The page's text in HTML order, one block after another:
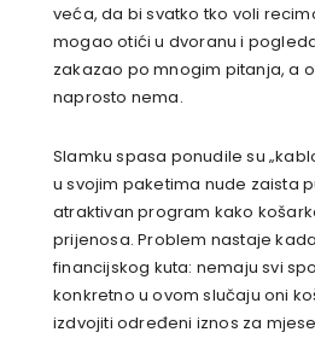
veća, da bi svatko tko voli
mogao otići u dvoranu i
zakazao po mnogim pitanja, a
naprosto nema.
Slamku spasa ponudile su
u svojim paketima nude zaista
atraktivan program kako
prijenosa. Problem nastaje
financijskog kuta: nemaju svi
konkretno u ovom slučaju oni
izdvojiti određeni iznos za